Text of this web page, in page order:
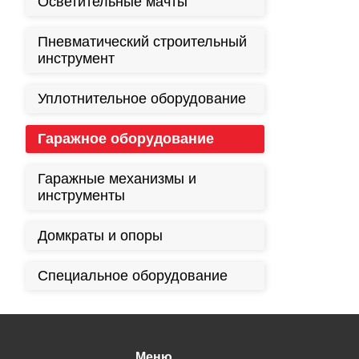
Пневматический строительный
инструмент
Уплотнительное оборудование
Гаражное оборудование
Гаражные механизмы и
инструменты
Домкраты и опоры
Специальное оборудование